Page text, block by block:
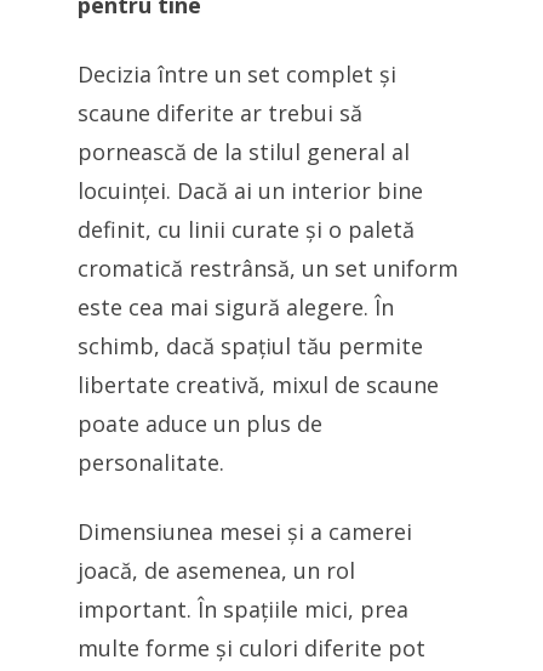
Decizia între un set complet și
scaune diferite ar trebui să
pornească de la stilul general al
locuinței. Dacă ai un interior bine
definit, cu linii curate și o paletă
cromatică restrânsă, un set uniform
este cea mai sigură alegere. În
schimb, dacă spațiul tău permite
libertate creativă, mixul de scaune
poate aduce un plus de
personalitate.
Dimensiunea mesei și a camerei
joacă, de asemenea, un rol
important. În spațiile mici, prea
multe forme și culori diferite pot